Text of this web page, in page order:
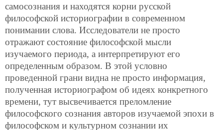
самосознания и находятся корни русской
философской историографии в современном
понимании слова. Исследователи не просто
отражают состояние философской мысли
изучаемого периода, а интерпретируют его
определенным образом. В этой условно
проведенной грани видна не просто информация,
полученная историографом об идеях конкретного
времени, тут высвечивается преломление
философского сознания авторов изучаемой эпохи в
философском и культурном сознании их